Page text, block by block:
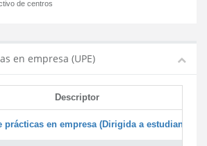
de centros
en empresa (UPE)
Descriptor
prácticas en empresa (Dirigida a estudiantes)